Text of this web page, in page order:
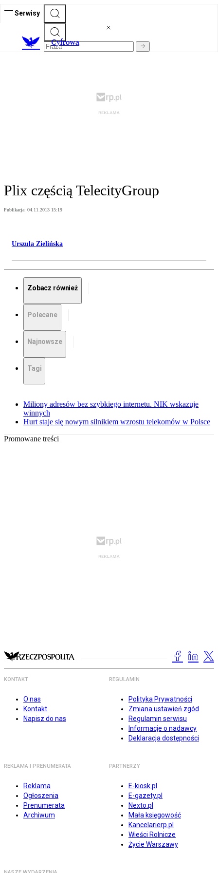
Serwisy
Cyfrowa
Plix częścią TelecityGroup
Publikacja: 04.11.2013 15:19
Urszula Zielińska
Zobacz również
Polecane
Najnowsze
Tagi
Miliony adresów bez szybkiego internetu. NIK wskazuje
winnych
Hurt staje się nowym silnikiem wzrostu telekomów w Polsce
Promowane treści
KONTAKT
O nas
Kontakt
Napisz do nas
REGULAMIN
Polityka Prywatności
Zmiana ustawień zgód
Regulamin serwisu
Informacje o nadawcy
Deklaracja dostępności
REKLAMA I PRENUMERATA
Reklama
Ogłoszenia
Prenumerata
Archiwum
PARTNERZY
E-kiosk.pl
E-gazety.pl
Nexto.pl
Mała księgowość
Kancelarierp.pl
Wieści Rolnicze
Życie Warszawy